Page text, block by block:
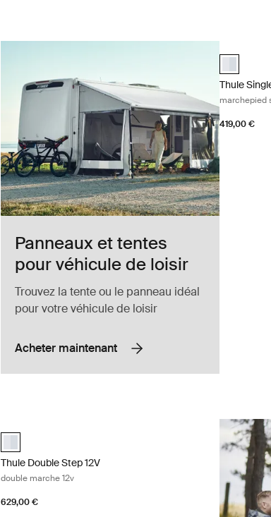
Panneaux et tentes
pour véhicule de loisir
Trouvez la tente ou le panneau idéal
pour votre véhicule de loisir
Acheter maintenant
aluminium
Thule
marchepied
419,00 €
Thule Double Step 12V double marche 12v Aluminum
aluminium (selected)
Thule Double Step 12V
double marche 12v
629,00 €